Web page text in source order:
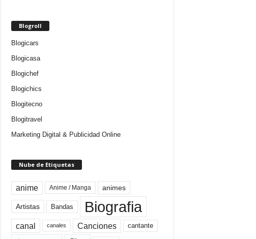
Blogroll
Blogicars
Blogicasa
Blogichef
Blogichics
Blogitecno
Blogitravel
Marketing Digital & Publicidad Online
Nube de Etiquetas
anime Anime / Manga animes
Artistas Bandas Biografia
canal canales Canciones cantante